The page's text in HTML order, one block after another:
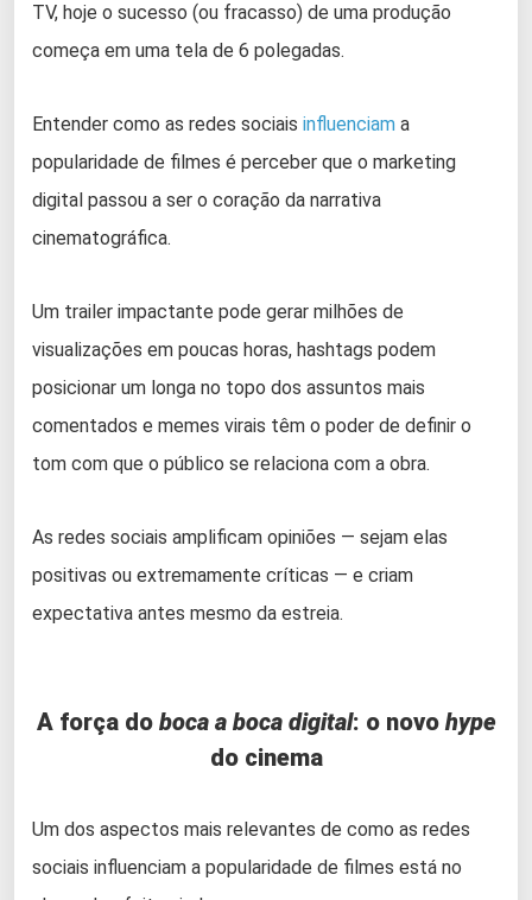
TV, hoje o sucesso (ou fracasso) de uma produção
começa em uma tela de 6 polegadas.
Entender como as redes sociais influenciam a
popularidade de filmes é perceber que o marketing
digital passou a ser o coração da narrativa
cinematográfica.
Um trailer impactante pode gerar milhões de
visualizações em poucas horas, hashtags podem
posicionar um longa no topo dos assuntos mais
comentados e memes virais têm o poder de definir o
tom com que o público se relaciona com a obra.
As redes sociais amplificam opiniões — sejam elas
positivas ou extremamente críticas — e criam
expectativa antes mesmo da estreia.
A força do boca a boca digital: o novohype
do cinema
Um dos aspectos mais relevantes de como as redes
sociais influenciam a popularidade de filmes está no